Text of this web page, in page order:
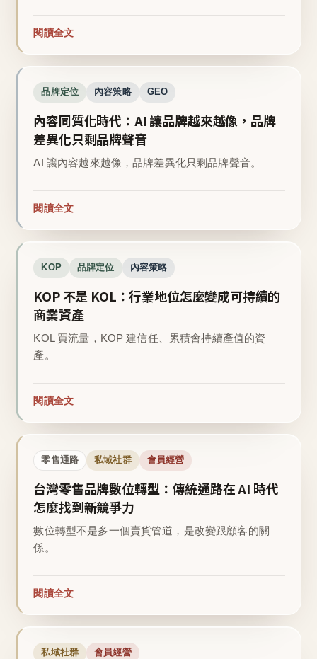
閱讀全文
品牌定位 內容策略 GEO
內容同質化時代：AI 讓品牌越來越像，品牌
差異化只剩品牌聲音
AI 讓內容越來越像，品牌差異化只剩品牌聲音。
閱讀全文
KOP 品牌定位 內容策略
KOP 不是 KOL：行業地位怎麼變成可持續的
商業資產
KOL 買流量，KOP 建信任、累積會持續產值的資
產。
閱讀全文
零售通路 私域社群 會員經營
台灣零售品牌數位轉型：傳統通路在 AI 時代
怎麼找到新競爭力
數位轉型不是多一個賣貨管道，是改變跟顧客的關
係。
閱讀全文
私域社群 會員經營